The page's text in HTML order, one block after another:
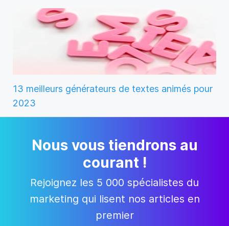
13 meilleurs générateurs de textes animés pour
2023
Nous vous tiendrons au
courant !
Rejoignez les 5 000 spécialistes du
marketing qui lisent nos articles en
premier